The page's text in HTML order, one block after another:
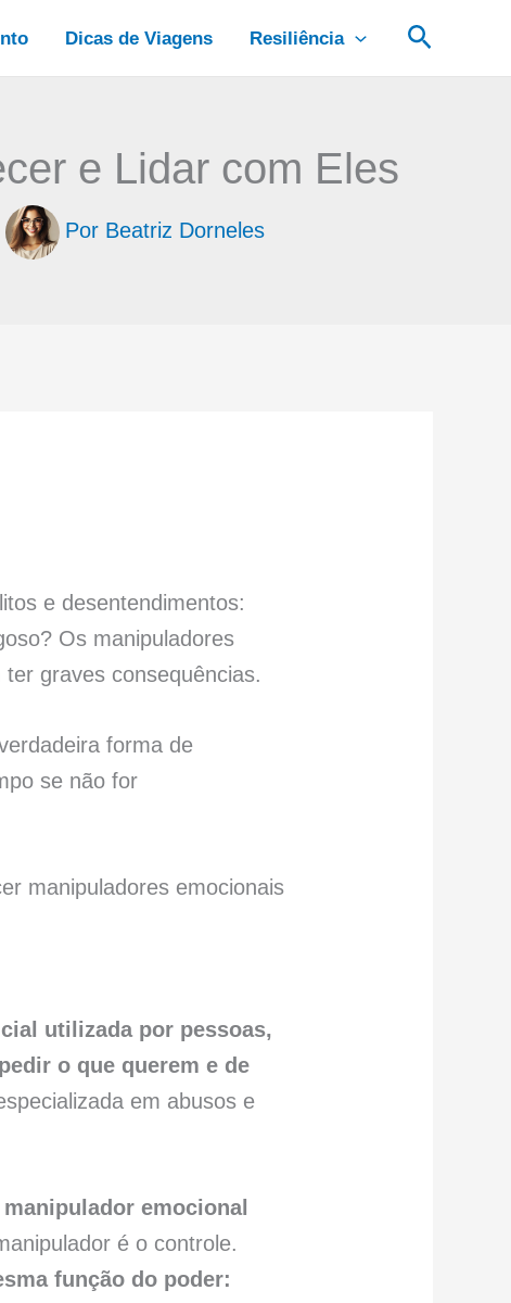
Dicas de Viagens Resiliência
e Lidar com Eles
Por Beatriz Dorneles
e desentendimentos:
Os manipuladores
graves consequências.
forma de
se não for
manipuladores emocionais
utilizada por pessoas,
o que querem e de
em abusos e
manipulador emocional
é o controle.
função do poder: